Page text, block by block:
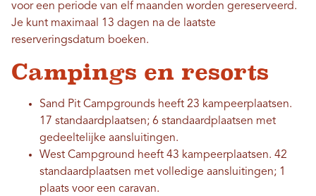
voor een periode van elf maanden worden gereserveerd.
Je kunt maximaal 13 dagen na de laatste
reserveringsdatum boeken.
Campings en resorts
Sand Pit Campgrounds heeft 23 kampeerplaatsen.
17 standaardplaatsen; 6 standaardplaatsen met
gedeeltelijke aansluitingen.
West Campground heeft 43 kampeerplaatsen. 42
standaardplaatsen met volledige aansluitingen; 1
plaats voor een caravan.